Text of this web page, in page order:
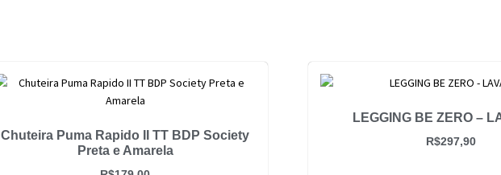
Chuteira Puma Rapido II TT BDP Society
Preta e Amarela
LEGGING BE ZERO –
R$297,90